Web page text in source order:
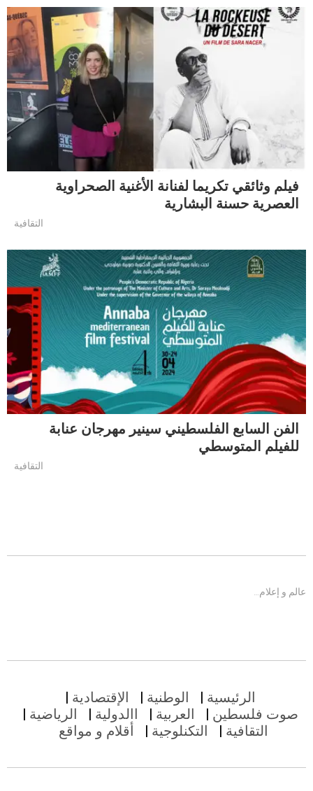
فيلم وثائقي تكريما لفنانة الأغنية الصحراوية
العصرية حسنة البشارية
التقافية
الفن السابع الفلسطيني سينير مهرجان عنابة
للفيلم المتوسطي
التقافية
عالم و إعلام…
الرئيسية الوطنية
الإقتصادية
صوت فلسطين
العربية االدولية
الرياضية
التقافية
التكنلوجية أقلام و مواقع